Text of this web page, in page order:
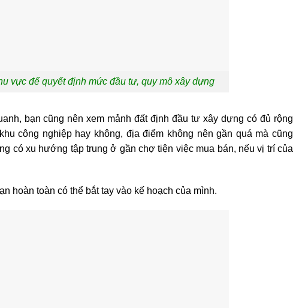
vực để quyết định mức đầu tư, quy mô xây dựng
bạn cũng nên xem mảnh đất định đầu tư xây dựng có đủ rộng
công nghiệp hay không, địa điểm không nên gần quá mà cũng
có xu hướng tập trung ở gần chợ tiện việc mua bán, nếu vị trí của
hoàn toàn có thể bắt tay vào kế hoạch của mình.